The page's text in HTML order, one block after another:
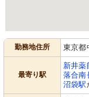
勤務地住所 東京都
最寄り駅
新井薬
落合南
沼袋駅